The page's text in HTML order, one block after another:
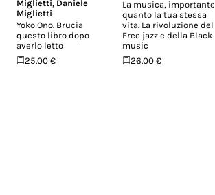
Miglietti, Daniele
Miglietti
Yoko Ono. Brucia
questo libro dopo
averlo letto
25.00 €
La musica, importante
quanto la tua stessa
vita. La rivoluzione del
Free jazz e della Black
music
26.00 €